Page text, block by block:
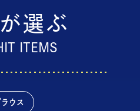
選ぶ
ITEMS
ウス